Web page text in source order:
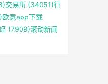
交易所 (34051)行
欧意app下载
(7909)滚动新闻